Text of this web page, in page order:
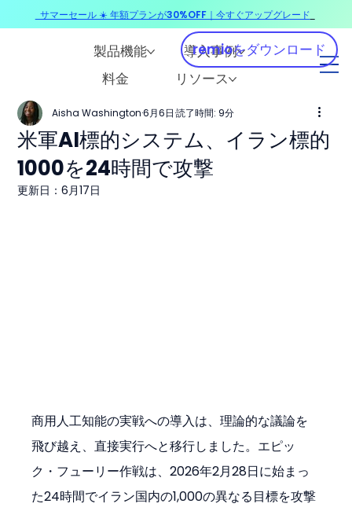
製品機能
導入事例
料金
リソース
remioをダウンロード
米軍AI標的システム、イラン標的
1000を24時間で攻撃
Aisha Washington 6月6日 読了時間: 9分
更新日：6月17日
商用人工知能の実戦への導入は、理論的な議論を
飛び越え、直接実行へと移行しました。エピッ
ク・フューリー作戦は、2026年2月28日に始まっ
た24時間でイラン国内の1,000の異なる目標を攻撃
サマーセール ☀️ 年額プランが30%OFF｜今すぐアップグレード